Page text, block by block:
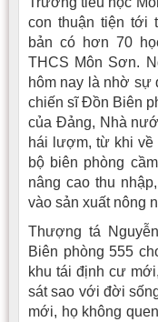
con thuận tiện tới
bản có hơn 70
THCS Môn Sơn.
hôm nay là nhờ sự
chiến sĩ Ðồn Biên
của Ðảng, Nhà
hái lượm, từ khi
bộ biên phòng
nâng cao thu
vào sản xuất nông
Thượng tá
Biên phòng 555
khu tái định cư
sát sao với đời
mới, họ không